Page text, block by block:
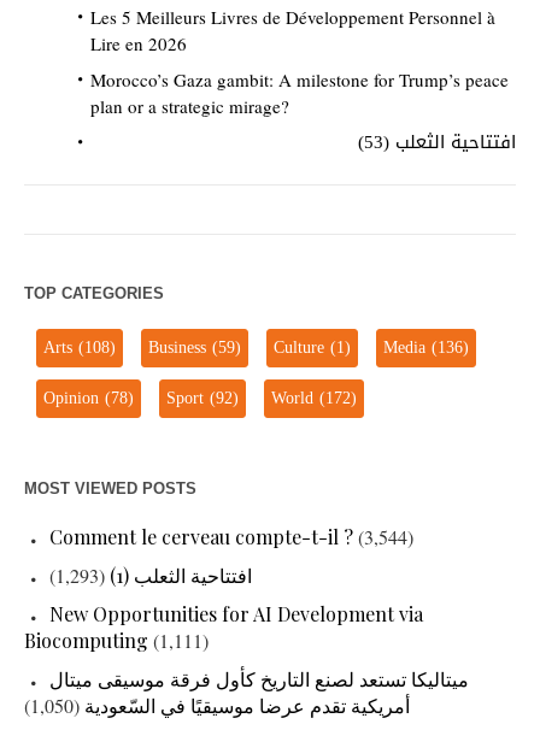
Les 5 Meilleurs Livres de Développement Personnel à
Lire en 2026
Morocco’s Gaza gambit: A milestone for Trump’s peace
plan or a strategic mirage?
افتتاحية الثعلب (53)
TOP CATEGORIES
Arts(108) Business(59) Culture(1) Media(136)
Opinion(78) Sport(92) World(172)
MOST VIEWED POSTS
Comment le cerveau compte-t-il ?(3,544)
افتتاحية الثعلب (1)
(1,293)
New Opportunities for AI Development via
Biocomputing (1,111)
ميتاليكا تستعد لصنع التاريخ كأول فرقة موسيقى ميتال
أمريكية تقدم عرضا موسيقيًا في السّعودية (1,050)